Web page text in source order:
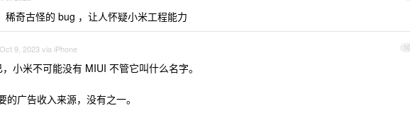
稀奇古怪的 bug ，让人怀疑小米工程能力
10
Oct 9, 2023 via iPhone
小米不可能没有 MIUI 不管它叫什么名字。
的广告收入来源，没有之一。